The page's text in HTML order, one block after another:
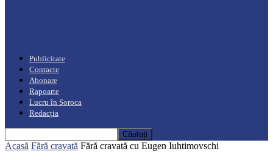
Publicitate
Contacte
Abonare
Rapoarte
Lucru în Soroca
Redacția
Acasă Fără cravată Fără cravată cu Eugen Iuhtimovschi